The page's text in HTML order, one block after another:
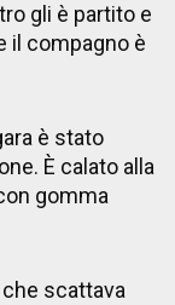
gli è partito e
il compagno è
è stato
È calato alla
gomma
scattava